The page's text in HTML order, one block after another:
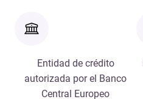
Entidad de crédito
autorizada por el Banco
Central Europeo